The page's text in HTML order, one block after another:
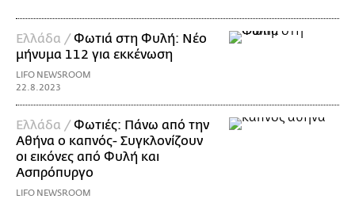
Ελλάδα /Φωτιά στη Φυλή: Νέο
μήνυμα 112 για εκκένωση
LIFO NEWSROOM
22.8.2023
Ελλάδα /Φωτιές: Πάνω από την
Αθήνα ο καπνός- Συγκλονίζουν
οι εικόνες από Φυλή και
Ασπρόπυργο
LIFO NEWSROOM